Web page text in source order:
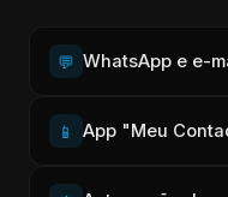
💬 WhatsApp e e-
📱 App "Meu